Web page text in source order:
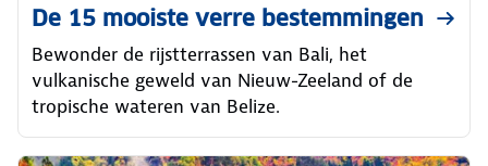
De 15 mooiste verre bestemmingen
Bewonder de rijstterrassen van Bali, het
vulkanische geweld van Nieuw-Zeeland of de
tropische wateren van Belize.